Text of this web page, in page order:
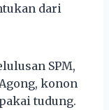
dari
SPM,
konon
tudung.